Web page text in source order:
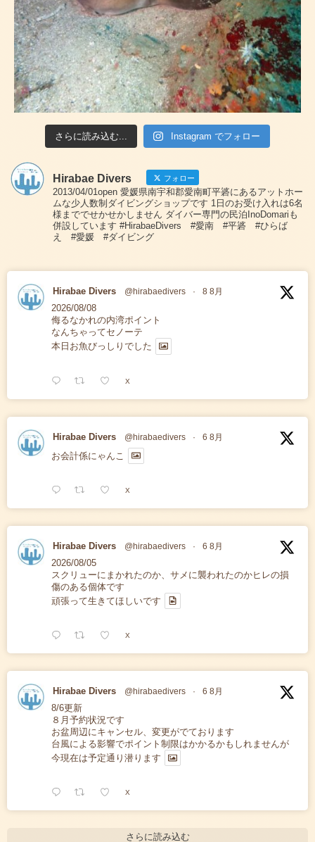
さらに読み込む... Instagram でフォロー
Hirabae Divers フォロー
2013/04/01open 愛媛県南宇和郡愛南町平碆にあるアットホー
ムな少人数制ダイビングショップです 1日のお受け入れは6名
様まででせかせかしません ダイバー専門の民泊InoDomariも
併設しています #HirabaeDivers #愛南 #平碆 #ひらば
え #愛媛 #ダイビング
Hirabae Divers @hirabaedivers · 8 8月
2026/08/08
侮るなかれの内湾ポイント
なんちゃってセノーテ
本日お魚びっしりでした
X
Hirabae Divers @hirabaedivers · 6 8月
お会計係にゃんこ
X
Hirabae Divers @hirabaedivers · 6 8月
2026/08/05
スクリューにまかれたのか、サメに襲われたのかヒレの損
傷のある個体です
頑張って生きてほしいです
X
Hirabae Divers @hirabaedivers · 6 8月
8/6更新
８月予約状況です
お盆周辺にキャンセル、変更がでております
台風による影響でポイント制限はかかるかもしれませんが
今現在は予定通り潜ります
X
さらに読み込む